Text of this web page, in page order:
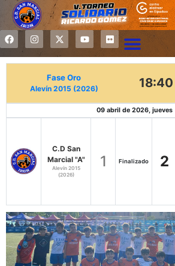
Fase Oro
Alevín 2015 (2026)
09 abril de 2026, jueves
C.D San
Marcial "A"
Alevín 2015
(2026)
1 Finalizado 2